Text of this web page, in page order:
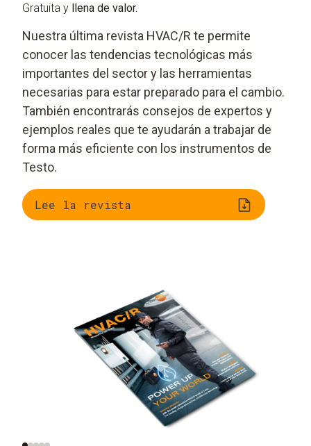
Gratuita y llena de valor.
Nuestra última revista HVAC/R te permite
conocer las tendencias tecnológicas más
importantes del sector y las herramientas
necesarias para estar preparado para el cambio.
También encontrarás consejos de expertos y
ejemplos reales que te ayudarán a trabajar de
forma más eficiente con los instrumentos de
Testo.
Lee la revista
Radar de tendencias:
herramientas
inteligentes,
inteligentes, datos
IA y automatización
in situ